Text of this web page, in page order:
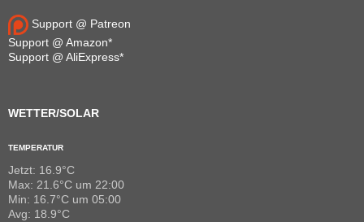
Support @ Patreon
Support @ Amazon*
Support @ AliExpress*
WETTER/SOLAR
TEMPERATUR
Jetzt: 16.9°C
Max: 21.6°C um 22:00
Min: 16.7°C um 05:00
Avg: 18.9°C